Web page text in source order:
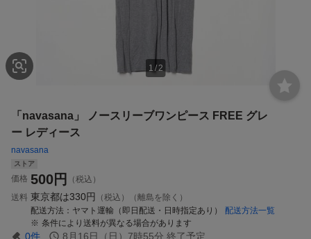
1 /2
「navasana」 ノースリーブワンピース FREE グレ
ー レディース
navasana
ストア
価格 500円
（税込）
送料 東京都は330円
（税込）（離島を除く）
配送方法
ヤマト運輸（即日配送・日時指定あり）
配送方法一覧
条件により送料が異なる場合があります
0件 8月16日（日）7時55分 終了予定